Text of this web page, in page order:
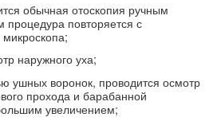
обычная отоскопия ручным
процедура повторяется с
наружного уха;
ушных воронок, проводится осмотр
прохода и барабанной
увеличением;